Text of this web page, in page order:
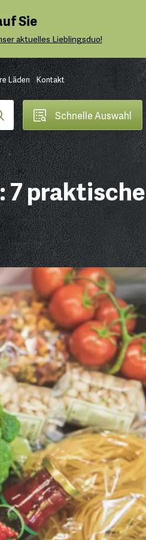
Sie
aktuelles Lieblingsduo!
Läden Kontakt
Schnelle Auswahl
7 praktische